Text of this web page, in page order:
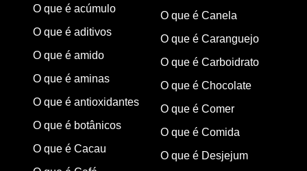
O que é acúmulo
O que é aditivos
O que é amido
O que é aminas
O que é antioxidantes
O que é botânicos
O que é Cacau
O que é Canela
O que é Caranguejo
O que é Carboidrato
O que é Chocolate
O que é Comer
O que é Comida
O que é Desjejum